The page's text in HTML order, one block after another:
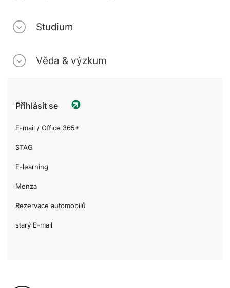
Studium
Věda & výzkum
Přihlásit se
E-mail / Office 365+
STAG
E-learning
Menza
Rezervace automobilů
starý E-mail